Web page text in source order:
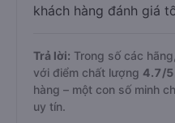
khách hàng đánh giá
Trả lời: Trong số các hãng,
với điểm chất lượng 4.7/5
hàng – một con số minh
uy tín.